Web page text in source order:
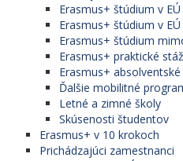
Erasmus+ štúdium v
Erasmus+ štúdium v
Erasmus+ štúdium
Erasmus+ praktické
Erasmus+
Ďalšie mobilitné
Letné a zimné školy
Skúsenosti študentov
Erasmus+ v 10 krokoch
Prichádzajúci zamestnanci